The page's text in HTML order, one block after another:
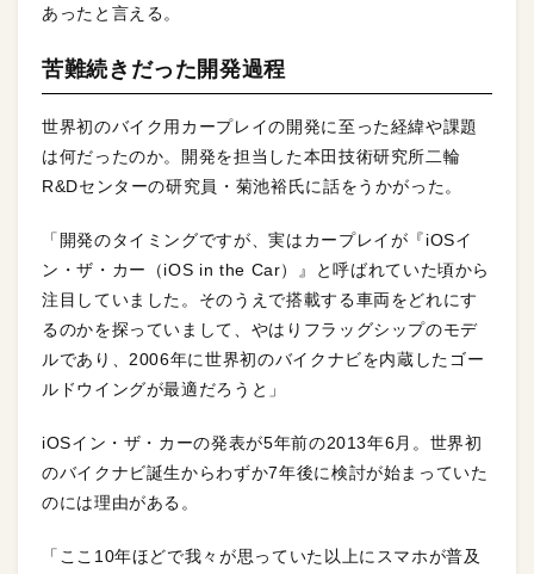
あったと言える。
苦難続きだった開発過程
世界初のバイク用カープレイの開発に至った経緯や課題
は何だったのか。開発を担当した本田技術研究所二輪
R&Dセンターの研究員・菊池裕氏に話をうかがった。
「開発のタイミングですが、実はカープレイが『iOSイ
ン・ザ・カー（iOS in the Car）』と呼ばれていた頃から
注目していました。そのうえで搭載する車両をどれにす
るのかを探っていまして、やはりフラッグシップのモデ
ルであり、2006年に世界初のバイクナビを内蔵したゴー
ルドウイングが最適だろうと」
iOSイン・ザ・カーの発表が5年前の2013年6月。世界初
のバイクナビ誕生からわずか7年後に検討が始まっていた
のには理由がある。
「ここ10年ほどで我々が思っていた以上にスマホが普及